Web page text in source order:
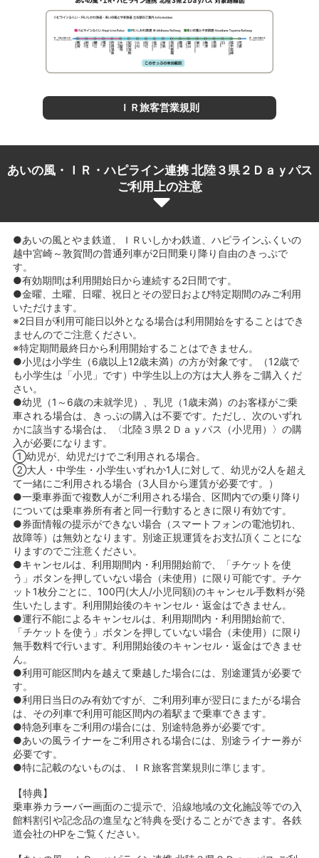
ＩＲ旅客営業規則
あいの風・ＩＲ・ハピライン連携 北陸３県２Ｄａｙパス
ご利用上の注意
●あいの風とやま鉄道、ＩＲいしかわ鉄道、ハピラインふくいの
越中宮崎～敦賀間の普通列車が2日間乗り降り自由のきっぷで
す。
●有効期間は利用開始日から連続する2日間です。
●金曜、土曜、日曜、祝日とその翌日および特定期間のみご利用
いただけます。
※2日目が利用可能日以外となる場合は利用開始をすることはでき
ませんのでご注意ください。
※特定期間最終日から利用開始することはできません。
●小児は小学生（6歳以上12歳未満）の方が対象です。（12歳で
も小学生は「小児」です）中学生以上の方は大人券をご購入くだ
さい。
●幼児（1～6歳の未就学児）、乳児（1歳未満）のお客様がご乗
車される場合は、きっぷの購入は不要です。ただし、次のいずれ
かに該当する場合は、〈北陸３県２Ｄａｙパス（小児用）〉の購
入が必要になります。
①幼児が、幼児だけでご利用される場合。
②大人・中学生・小学生いずれか1人に対して、幼児が2人を超え
て一緒にご利用される場合（3人目から運賃が必要です。）
●一乗車券面で複数人がご利用される場合、区間内での乗り降り
については乗車券所有者と同一行動するときに限り有効です。
●券面情報の提示ができない場合（スマートフォンの電池切れ、
故障等）は無効となります。別途正規運賃をお支払頂くことにな
りますのでご注意ください。
●キャンセルは、利用期間内・利用開始前で、「チケットを使
う」ボタンを押していない場合（未使用）に限り可能です。チケ
ット1枚分ごとに、100円(大人/小児同額)のキャンセル手数料が発
生いたします。利用開始後のキャンセル・返金はできません。
●運行不能によるキャンセルは、利用期間内・利用開始前で、
「チケットを使う」ボタンを押していない場合（未使用）に限り
無手数料で行います。利用開始後のキャンセル・返金はできませ
ん。
●利用可能区間内を越えて乗越した場合には、別途運賃が必要で
す。
●利用日当日のみ有効ですが、ご利用列車が翌日にまたがる場合
は、その列車で利用可能区間内の着駅まで乗車できます。
●特急列車をご利用の場合には、別途特急券が必要です。
●あいの風ライナーをご利用される場合には、別途ライナー券が
必要です。
●特に記載のないものは、ＩＲ旅客営業規則に準じます。
【特典】
乗車券カラーバー画面のご提示で、沿線地域の文化施設等での入
館料割引や記念品の進呈など特典を受けることができます。各鉄
道会社のHPをご覧ください。